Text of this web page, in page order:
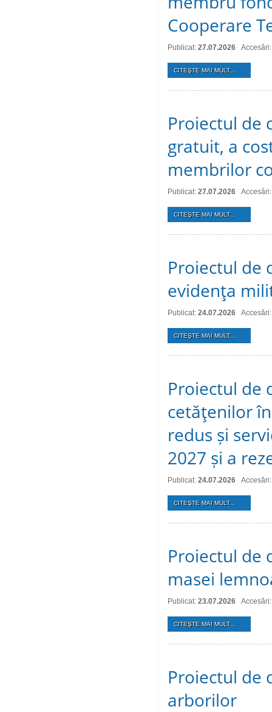
Cooperare
Publicat: 27.07.2026
CITEŞTE MAI MULT...
Proiectul de
gratuit, a
membrilor
Publicat: 27.07.2026
CITEŞTE MAI MULT...
Proiectul de
evidenţa
Publicat: 24.07.2026
CITEŞTE MAI MULT...
Proiectul de
cetăţenilor
redus și
2027 și a
Publicat: 24.07.2026
CITEŞTE MAI MULT...
Proiectul de
masei
Publicat: 23.07.2026
CITEŞTE MAI MULT...
Proiectul de
arborilor